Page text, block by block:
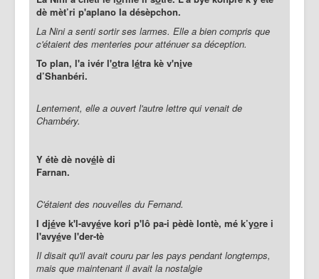
dè mèt’ri p'aplano la désèpchon.
La Nini a senti sortir ses larmes. Elle a bien compris que
c'étaient des menteries pour atténuer sa déception.
To plan, l'a ivér l'otra létra kè v'nive
d’Shanbéri.
Lentement, elle a ouvert l'autre lettre qui venait de
Chambéry.
Y étè dè novélè di
Farnan.
C'étaient des nouvelles du Fernand.
I djéve k'l-avyéve kori p'lô pa-i pèdè lontè, mé k’yore i
l'avyéve l'der-tè
Il disait qu'il avait couru par les pays pendant longtemps,
mais que maintenant il avait la nostalgie